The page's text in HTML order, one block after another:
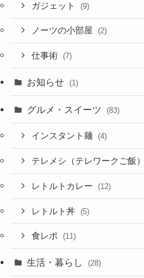
ガジェット (9)
ノーツの小部屋 (2)
仕事術 (7)
お知らせ (1)
グルメ・スイーツ (83)
インスタント麺 (4)
テレメシ（テレワークご飯）
レトルトカレー (12)
レトルト丼 (5)
食レポ (11)
生活・暮らし (28)